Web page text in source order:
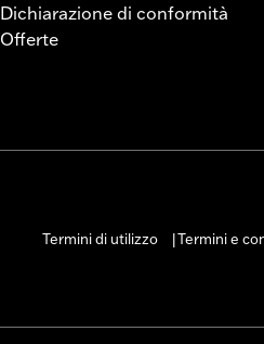
Dichiarazione di conformità
Offerte
Termini di utilizzo
Termini e